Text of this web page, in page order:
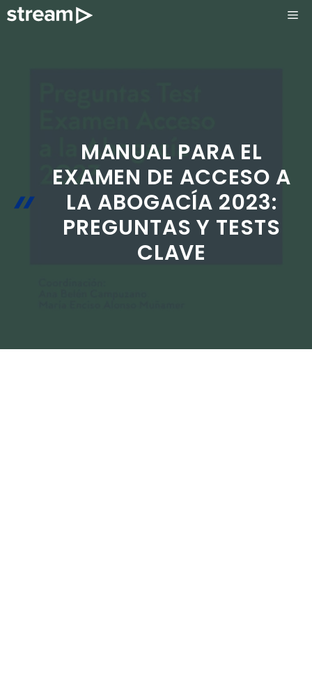
Saltar
MANUAL PARA EL
EXAMEN DE ACCESO A
LA ABOGACÍA 2023:
PREGUNTAS Y TESTS
CLAVE